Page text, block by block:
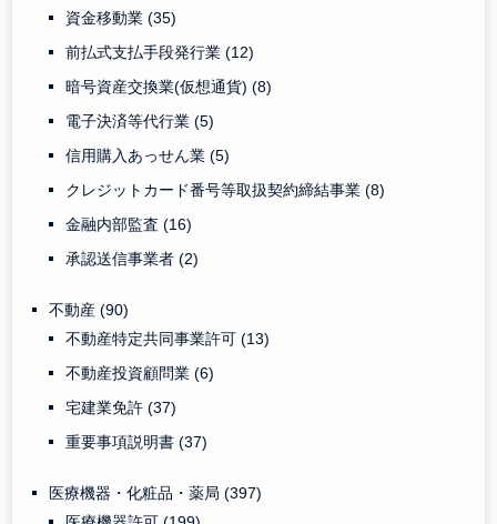
資金移動業(35)
前払式支払手段発行業(12)
暗号資産交換業(仮想通貨)(8)
電子決済等代行業(5)
信用購入あっせん業(5)
クレジットカード番号等取扱契約締結事業(8)
金融内部監査(16)
承認送信事業者(2)
不動産(90)
不動産特定共同事業許可(13)
不動産投資顧問業(6)
宅建業免許(37)
重要事項説明書(37)
医療機器・化粧品・薬局(397)